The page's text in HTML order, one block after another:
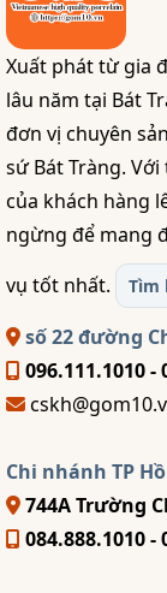
Xuất phát từ gia
lâu năm tại Bát
đơn vị chuyên
sứ Bát Tràng.
của khách hàng
ngừng để mang
vụ tốt nhất.
Tìm
số 22 đường
096.111.1010 -
Chi nhánh TP
744A Trường
084.888.1010 -